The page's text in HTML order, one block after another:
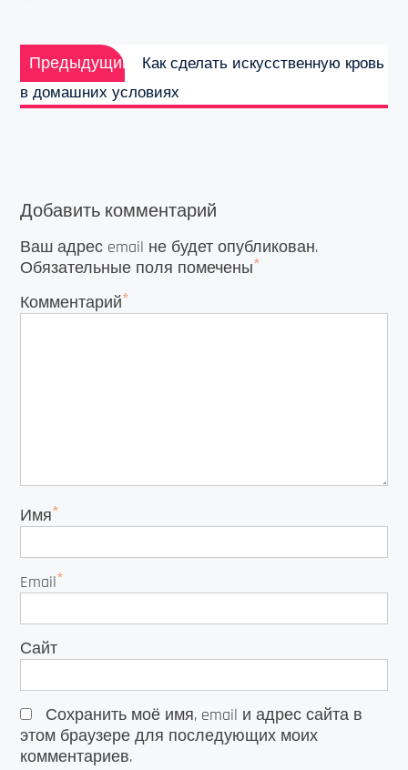
Навигация
по
записям
Предыдущий
Предыдущая
запись:
Как сделать искусственную кровь
в домашних условиях
Добавить комментарий
Ваш адрес email не будет опубликован.
Обязательные поля помечены*
Комментарий*
Имя*
Email*
Сайт
Сохранить моё имя, email и адрес сайта в
этом браузере для последующих моих
комментариев.